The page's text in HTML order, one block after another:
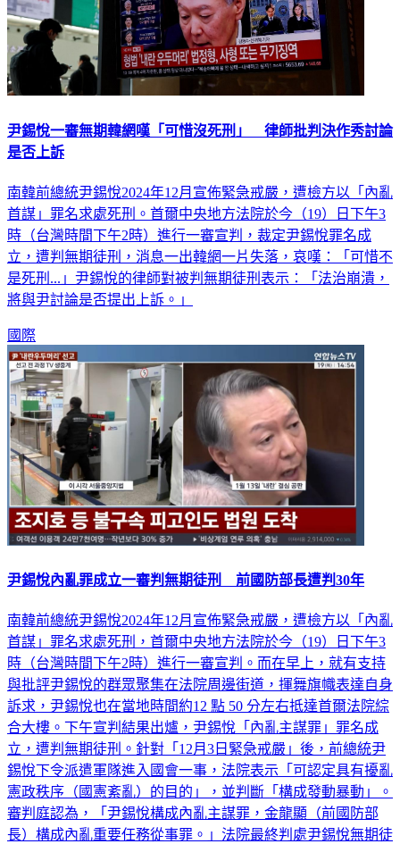
尹錫悅一審無期韓網嘆「可惜沒死刑」 律師批判決作秀討論
是否上訴
南韓前總統尹錫悅2024年12月宣佈緊急戒嚴，遭檢方以「內亂
首謀」罪名求處死刑。首爾中央地方法院於今（19）日下午3
時（台灣時間下午2時）進行一審宣判，裁定尹錫悅罪名成
立，遭判無期徒刑，消息一出韓網一片失落，哀嘆：「可惜不
是死刑...」尹錫悅的律師對被判無期徒刑表示：「法治崩潰，
將與尹討論是否提出上訴。」
國際
尹錫悅內亂罪成立一審判無期徒刑 前國防部長遭判30年
南韓前總統尹錫悅2024年12月宣佈緊急戒嚴，遭檢方以「內亂
首謀」罪名求處死刑，首爾中央地方法院於今（19）日下午3
時（台灣時間下午2時）進行一審宣判。而在早上，就有支持
與批評尹錫悅的群眾聚集在法院周邊街道，揮舞旗幟表達自身
訴求，尹錫悅也在當地時間約12 點 50 分左右抵達首爾法院綜
合大樓。下午宣判結果出爐，尹錫悅「內亂主謀罪」罪名成
立，遭判無期徒刑。針對「12月3日緊急戒嚴」後，前總統尹
錫悅下令派遣軍隊進入國會一事，法院表示「可認定具有擾亂
憲政秩序（國憲紊亂）的目的」，並判斷「構成發動暴動」。
審判庭認為，「尹錫悅構成內亂主謀罪，金龍顯（前國防部
長）構成內亂重要任務從事罪。」法院最終判處尹錫悅無期徒